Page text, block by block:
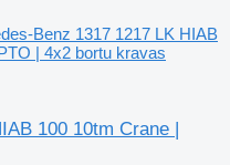
Benz 1317 1217 LK HIAB
| 4x2 bortu kravas
100 10tm Crane |